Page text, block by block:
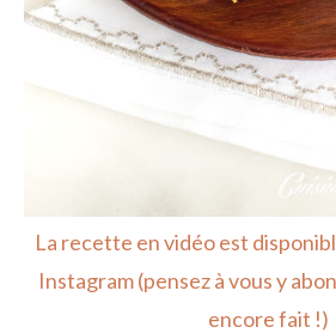
La recette en vidéo est
Instagram (pensez à vous y
encore fait !)